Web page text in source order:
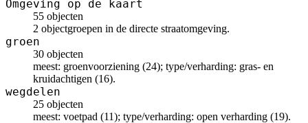
Omgeving op de kaart
55 objecten
2 objectgroepen in de directe straatomgeving.
groen
30 objecten
meest: groenvoorziening (24); type/verharding: gras- en
kruidachtigen (16).
wegdelen
25 objecten
meest: voetpad (11); type/verharding: open verharding (19).